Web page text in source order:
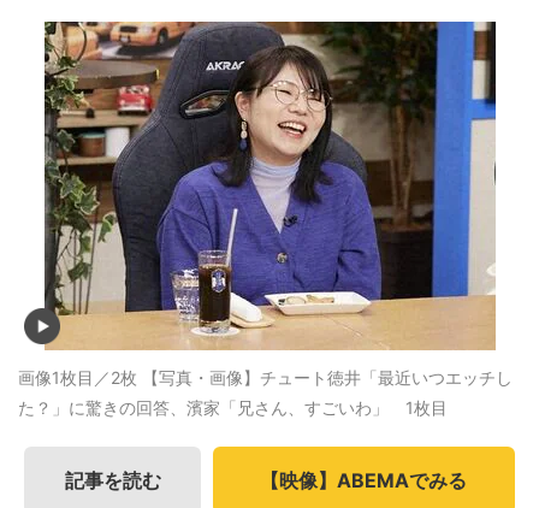
画像1枚目／2枚 【写真・画像】チュート徳井「最近いつエッチし
た？」に驚きの回答、濱家「兄さん、すごいわ」 1枚目
記事を読む 【映像】ABEMAでみる